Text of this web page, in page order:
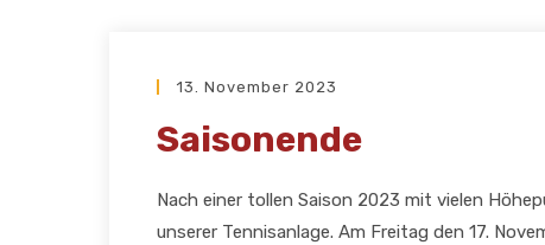
13. November 2023
Saisonende
Nach einer tollen Saison 2023 mit vielen
unserer Tennisanlage. Am Freitag den 17.